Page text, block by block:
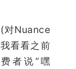
对Nuance
看看之前
者说“嘿